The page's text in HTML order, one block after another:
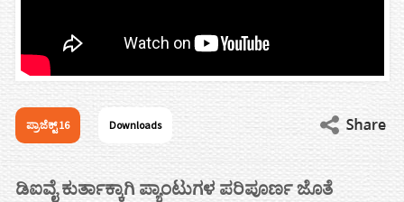
ಪ್ರಾಜೆಕ್ಟ್ 16 Downloads
ಡಿಐವೈ ಕುರ್ತಾಕ್ಕಾಗಿ ಪ್ಯಾಂಟುಗಳ ಪರಿಪೂರ್ಣ ಜೊತೆ